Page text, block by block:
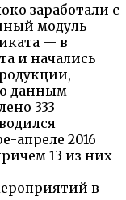
заработали с
модуль
— в
и начались
данным
333
апреле 2016
13 из них
в